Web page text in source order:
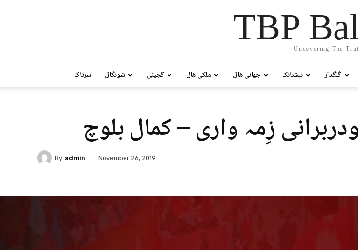
TBP
Uncovering The
سرتاک شونگال گچینی ملکی ھال جھانی ھال نبشتانک گُلگدار
زِمہ واری – کمال بلوچ
By admin November 26, 2019